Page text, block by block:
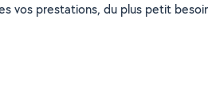
vos prestations, du plus petit